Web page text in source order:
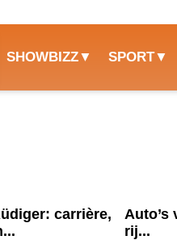
SHOWBIZZ SPORT
carrière,
Auto’s
rij...